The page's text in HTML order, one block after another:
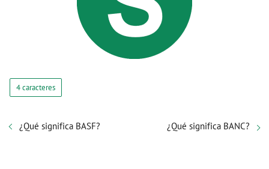
4 caracteres
¿Qué significa BASF? ¿Qué significa BANC?